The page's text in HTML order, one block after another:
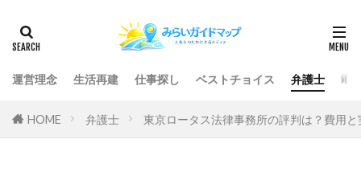
運営理念 生活再建 仕事探し ベストチョイス 弁護士 司
HOME 弁護士 東京ロータス法律事務所の評判は？費用